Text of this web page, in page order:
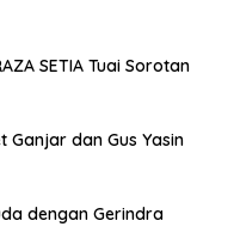
SETIA Tuai Sorotan
Ganjar dan Gus Yasin
dengan Gerindra